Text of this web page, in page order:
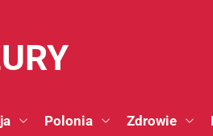
Polonia Zdrowie